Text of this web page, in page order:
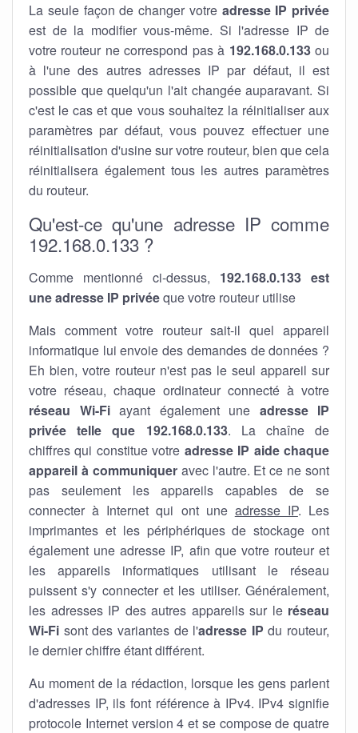
La seule façon de changer votre adresse IP privée
est de la modifier vous-même. Si l'adresse IP de
votre routeur ne correspond pas à 192.168.0.133ou
à l'une des autres adresses IP par défaut, il est
possible que quelqu'un l'ait changée auparavant. Si
c'est le cas et que vous souhaitez la réinitialiser aux
paramètres par défaut, vous pouvez effectuer une
réinitialisation d'usine sur votre routeur, bien que cela
réinitialisera également tous les autres paramètres
du routeur.
Qu'est-ce qu'une adresse IP comme
192.168.0.133 ?
Comme mentionné ci-dessus, 192.168.0.133 est
une adresse IP privéeque votre routeur utilise
Mais comment votre routeur sait-il quel appareil
informatique lui envoie des demandes de données ?
Eh bien, votre routeur n'est pas le seul appareil sur
votre réseau, chaque ordinateur connecté à votre
réseau Wi-Fiayant également une adresse IP
privée telle que 192.168.0.133. La chaîne de
chiffres qui constitue votre adresse IP aide chaque
appareil à communiqueravec l'autre. Et ce ne sont
pas seulement les appareils capables de se
connecter à Internet qui ont une adresse IP. Les
imprimantes et les périphériques de stockage ont
également une adresse IP, afin que votre routeur et
les appareils informatiques utilisant le réseau
puissent s'y connecter et les utiliser. Généralement,
les adresses IP des autres appareils sur le réseau
Wi-Fi sont des variantes de l'adresse IP du routeur,
le dernier chiffre étant différent.
Au moment de la rédaction, lorsque les gens parlent
d'adresses IP, ils font référence à IPv4. IPv4 signifie
protocole Internet version 4 et se compose de quatre